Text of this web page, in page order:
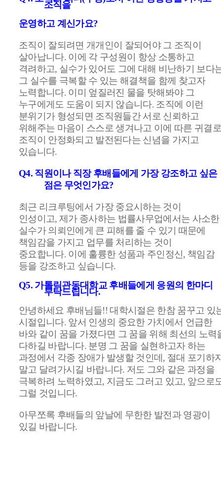
조직을
운영하고 계신가요?
조직이 잘되려면 개개인이 잘되어야 그 조직이
살아납니다. 이에 각 구성원이 항상 소통하고
격려하고, 실수가 있어도 그에 대해 비난하기 보다
그 실수를 극복할 수 있는 해결책을 함께 찾고자
노력합니다. 이미 엎질러진 물을 탓해봐야 그
누구에게도 도움이 되지 않습니다. 조직에 이런
분위기가 형성되면 조직원들간 서로 신뢰하고
위해주는 마음이 스스로 생겨나고 이에 따른 귀결로
조직이 안정화되고 발전된다는 신념을 가지고
있습니다.
Q4. 직원이나 직장 후배들에게 가장 강조하고 싶은
점은 무엇인가요?
최근 리크루팅에서 가장 중요시하는 것이
인성이고,제가 종사하는 법률사무업에서는 사소한
실수가 의뢰인에게 큰 피해를 줄 수 있기 때문에
책임감을 가지고 업무를 처리하는 것이
중요합니다. 이에 훌륭한 성품과 주인정신, 책임감
등을 강조하고 싶습니다.
Q5. 가톨릭관동대학교 후배들에게 응원의 한마디
부탁드립니다.
안녕하세요 후배님들!! 대학시절은 한참 꿈꾸고 있
시절입니다. 앞서 인생의 중요한 가치에서 언급한
바와 같이 꿈을 가졌다면 그 꿈을 위해 최선의 노력
다하길 바랍니다. 분명 그 꿈을 실현하고자 하는
과정에서 각종 장애가 발생할 것인데, 절대 포기하
말고 달려가시길 바랍니다. 저도 그와 같은 과정을
극복하려 노력하였고, 지금도 그러고 있고, 앞으로
그럴 것입니다.
아무쪼록 후배들의 앞날에 무한한 발전과 영광이
있길 바랍니다.